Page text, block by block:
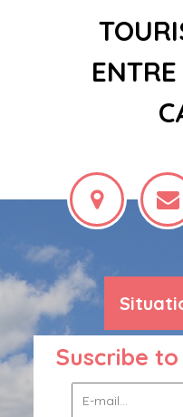
Suscribe